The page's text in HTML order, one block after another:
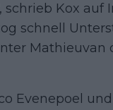
schrieb Kox
schnell
Mathieuvan
Evenepoel